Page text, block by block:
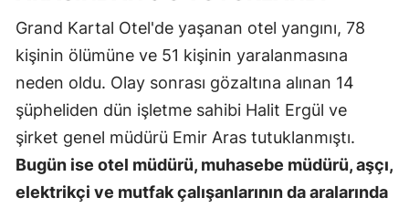
Grand Kartal Otel'de yaşanan otel yangını, 78
kişinin ölümüne ve 51 kişinin yaralanmasına
neden oldu. Olay sonrası gözaltına alınan 14
şüpheliden dün işletme sahibi Halit Ergül ve
şirket genel müdürü Emir Aras tutuklanmıştı.
Bugün ise otel müdürü, muhasebe müdürü, aşçı,
elektrikçi ve mutfak çalışanlarının da aralarında